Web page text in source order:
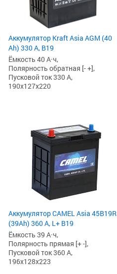
Аккумулятор Kraft Asia AGM (40
Ah) 330 А, B19
Ёмкость 40 А·ч,
Полярность обратная [- +],
Пусковой ток 330 А,
190x127x220
Аккумулятор CAMEL Asia 45B19R
(39Ah) 360 А, L+ B19
Ёмкость 39 А·ч,
Полярность прямая [+ -],
Пусковой ток 360 А,
196x128x223